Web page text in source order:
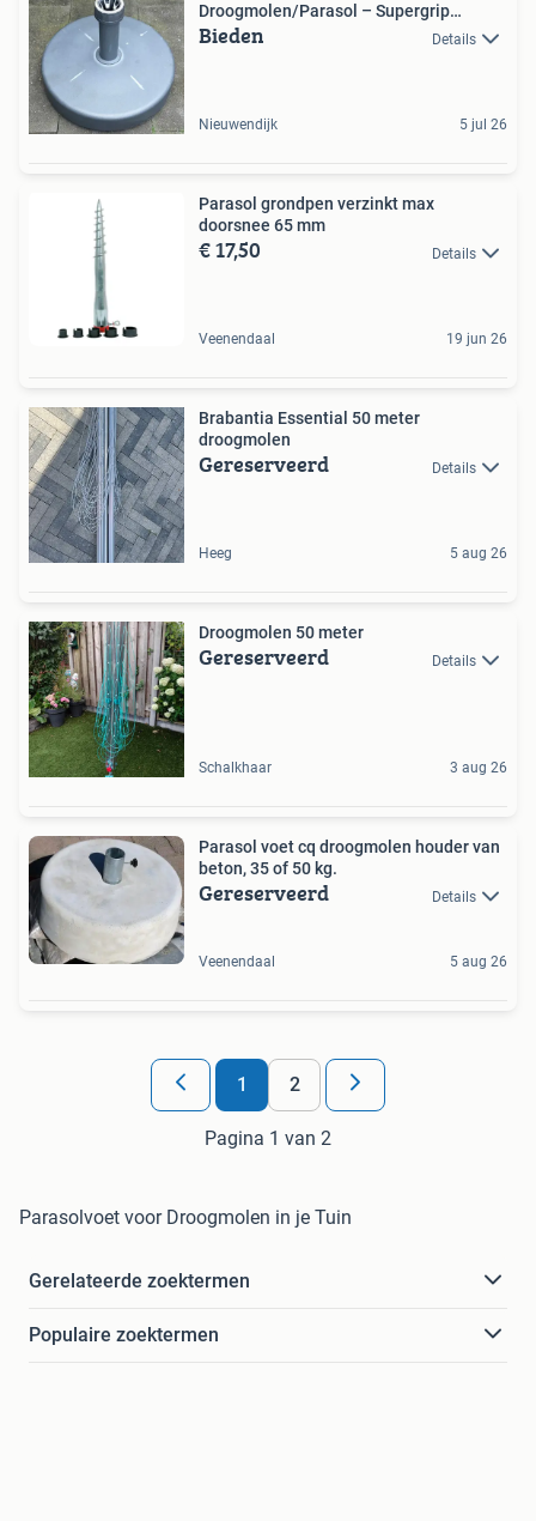
Droogmolen/Parasol – Supergrip
Vulbaar
Bieden Details
Nieuwendijk 5 jul 26
Parasol grondpen verzinkt max
doorsnee 65 mm
€ 17,50 Details
Veenendaal 19 jun 26
Brabantia Essential 50 meter
droogmolen
Gereserveerd Details
Heeg 5 aug 26
Droogmolen 50 meter
Gereserveerd Details
Schalkhaar 3 aug 26
Parasol voet cq droogmolen houder van
beton, 35 of 50 kg.
Gereserveerd Details
Veenendaal 5 aug 26
1 2
Pagina 1 van 2
Parasolvoet voor Droogmolen in je Tuin
Gerelateerde zoektermen
Populaire zoektermen